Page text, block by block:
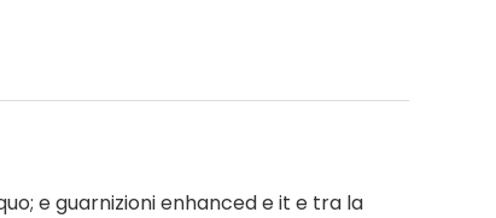
e guarnizioni enhanced e it e tra la